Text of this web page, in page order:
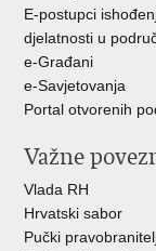
E-postupci
djelatnosti u
e-Građani
e-Savjetovanja
Portal otvorenih
Važne
Vlada RH
Hrvatski sabor
Pučki